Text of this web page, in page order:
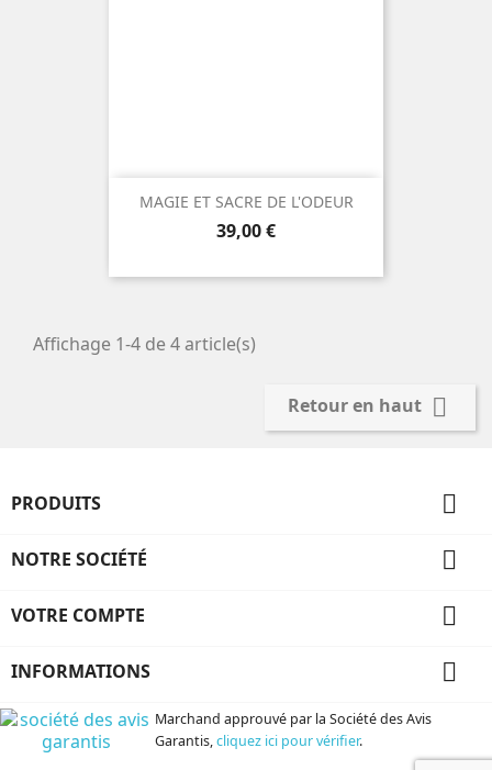
MAGIE ET SACRE DE L'ODEUR
Prix
39,00 €
Affichage 1-4 de 4 article(s)
Retour en haut 
PRODUITS 
NOTRE SOCIÉTÉ 
VOTRE COMPTE 
INFORMATIONS 
Marchand approuvé par la Société des Avis
Garantis,cliquez ici pour vérifier.